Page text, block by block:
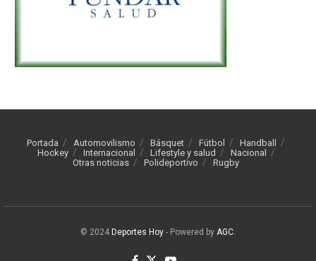
Portada Automovilismo Básquet Fútbol
Handball
Hockey
Internacional Lifestyle y salud
Nacional
Otras noticias
Polideportivo Rugby
© 2024 Deportes Hoy - Powered by AGC.